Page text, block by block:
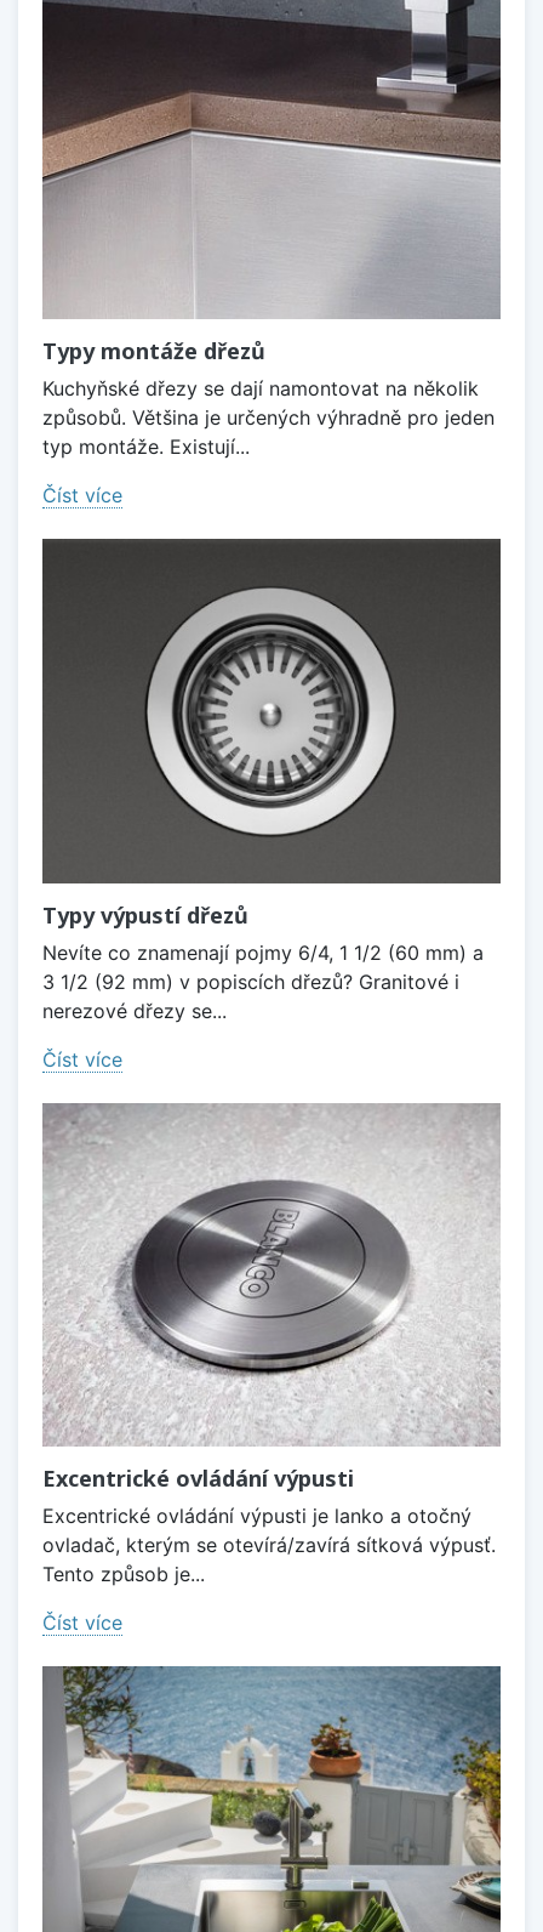
Typy montáže dřezů
Kuchyňské dřezy se dají namontovat na několik
způsobů. Většina je určených výhradně pro jeden
typ montáže. Existují...
Číst více
Typy výpustí dřezů
Nevíte co znamenají pojmy 6/4, 1 1/2 (60 mm) a
3 1/2 (92 mm) v popiscích dřezů? Granitové i
nerezové dřezy se...
Číst více
Excentrické ovládání výpusti
Excentrické ovládání výpusti je lanko a otočný
ovladač, kterým se otevírá/zavírá sítková výpusť.
Tento způsob je...
Číst více